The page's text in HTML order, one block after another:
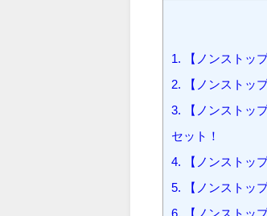
ケース・seepo